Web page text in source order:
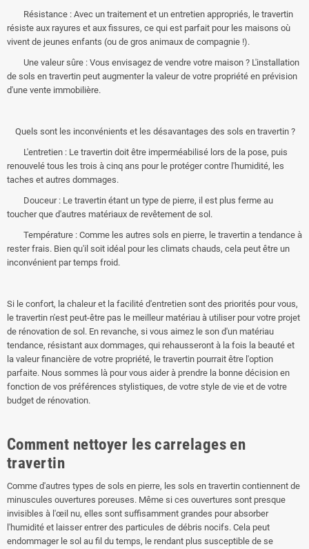
Résistance : Avec un traitement et un entretien appropriés, le travertin
résiste aux rayures et aux fissures, ce qui est parfait pour les maisons où
vivent de jeunes enfants (ou de gros animaux de compagnie !).
Une valeur sûre : Vous envisagez de vendre votre maison ? L'installation
de sols en travertin peut augmenter la valeur de votre propriété en prévision
d'une vente immobilière.
Quels sont les inconvénients et les désavantages des sols en travertin ?
L'entretien : Le travertin doit être imperméabilisé lors de la pose, puis
renouvelé tous les trois à cinq ans pour le protéger contre l'humidité, les
taches et autres dommages.
Douceur : Le travertin étant un type de pierre, il est plus ferme au
toucher que d'autres matériaux de revêtement de sol.
Température : Comme les autres sols en pierre, le travertin a tendance à
rester frais. Bien qu'il soit idéal pour les climats chauds, cela peut être un
inconvénient par temps froid.
Si le confort, la chaleur et la facilité d'entretien sont des priorités pour vous,
le travertin n'est peut-être pas le meilleur matériau à utiliser pour votre projet
de rénovation de sol. En revanche, si vous aimez le son d'un matériau
tendance, résistant aux dommages, qui rehausseront à la fois la beauté et
la valeur financière de votre propriété, le travertin pourrait être l'option
parfaite. Nous sommes là pour vous aider à prendre la bonne décision en
fonction de vos préférences stylistiques, de votre style de vie et de votre
budget de rénovation.
Comment nettoyer les carrelages en
travertin
Comme d'autres types de sols en pierre, les sols en travertin contiennent de
minuscules ouvertures poreuses. Même si ces ouvertures sont presque
invisibles à l'œil nu, elles sont suffisamment grandes pour absorber
l'humidité et laisser entrer des particules de débris nocifs. Cela peut
endommager le sol au fil du temps, le rendant plus susceptible de se